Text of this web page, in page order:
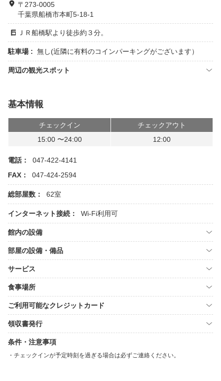
〒273-0005
千葉県船橋市本町5-18-1
ＪＲ船橋駅より徒歩約３分。
駐車場 : 無し(近隣に有料のコインパーキングがございます）
周辺の観光スポット
基本情報
チェックイン
チェックアウト
15:00 〜24:00
12:00
電話：
047-422-4141
FAX：
047-424-2594
総部屋数： 62室
インターネット接続： Wi-Fi利用可
館内の設備
部屋の設備・備品
サービス
食事場所
ご利用可能なクレジットカード
領収書発行
条件・注意事項
チェックインが予定時刻を過ぎる場合は必ずご連絡ください。